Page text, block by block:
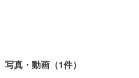
写真・動画（1件）